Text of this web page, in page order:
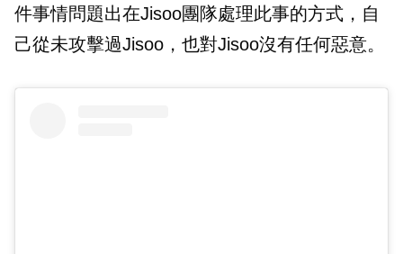
件事情問題出在Jisoo團隊處理此事的方式，自
己從未攻擊過Jisoo，也對Jisoo沒有任何惡意。